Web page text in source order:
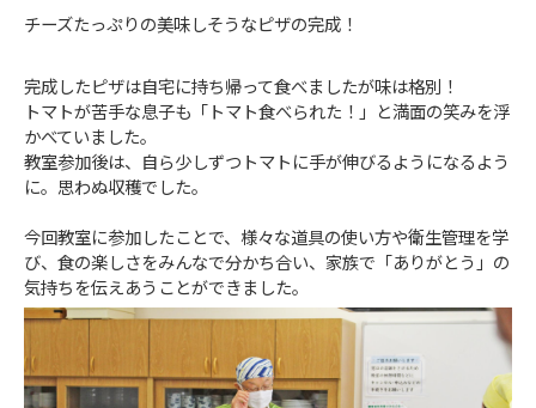
チーズたっぷりの美味しそうなピザの完成！
完成したピザは自宅に持ち帰って食べましたが味は格別！
トマトが苦手な息子も「トマト食べられた！」と満面の笑みを浮
かべていました。
教室参加後は、自ら少しずつトマトに手が伸びるようになるよう
に。思わぬ収穫でした。
今回教室に参加したことで、様々な道具の使い方や衛生管理を学
び、食の楽しさをみんなで分かち合い、家族で「ありがとう」の
気持ちを伝えあうことができました。